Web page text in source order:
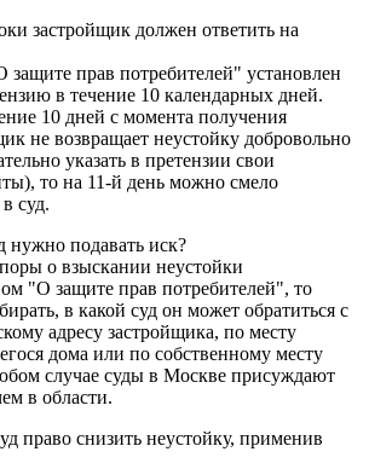
застройщик должен ответить на
защите прав потребителей" установлен
в течение 10 календарных дней.
10 дней с момента получения
не возвращает неустойку добровольно
указать в претензии свои
то на 11-й день можно смело
суд.
нужно подавать иск?
о взыскании неустойки
"О защите прав потребителей", то
в какой суд он может обратиться с
адресу застройщика, по месту
дома или по собственному месту
случае суды в Москве присуждают
в области.
право снизить неустойку, применив